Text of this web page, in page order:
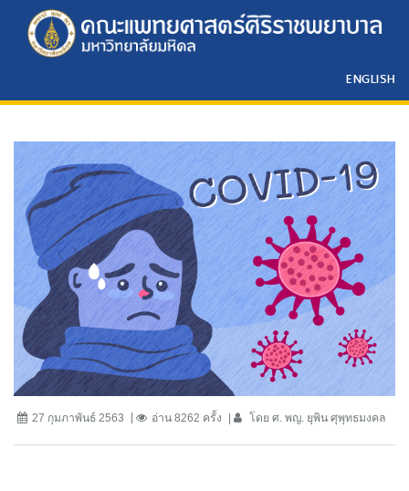
ENGLISH
27 กุมภาพันธ์ 2563 อ่าน 8262 ครั้ง โดย ศ. พญ. ยุพิน ศุพุทธมงคล